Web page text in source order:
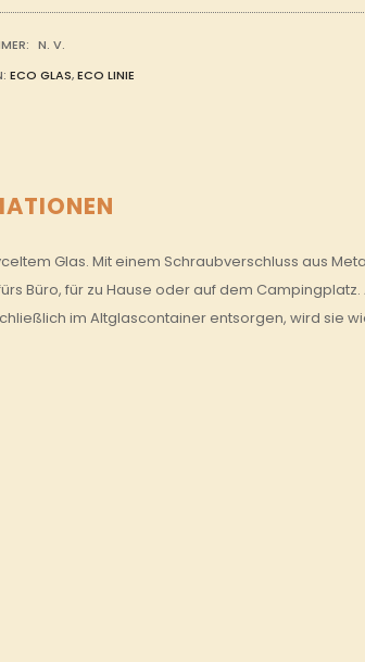
N. V.
ECO GLAS,ECO LINIE
Glas. Mit einem Schraubverschluss aus
Büro, für zu Hause oder auf dem
im Altglascontainer entsorgen, wird sie